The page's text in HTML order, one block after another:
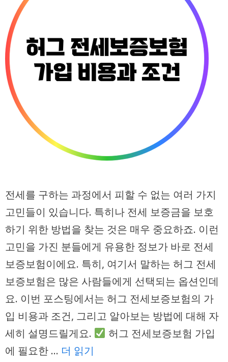
전세를 구하는 과정에서 피할 수 없는 여러 가지
고민들이 있습니다. 특히나 전세 보증금을 보호
하기 위한 방법을 찾는 것은 매우 중요하죠. 이런
고민을 가진 분들에게 유용한 정보가 바로 전세
보증보험이에요. 특히, 여기서 말하는 허그 전세
보증보험은 많은 사람들에게 선택되는 옵션인데
요. 이번 포스팅에서는 허그 전세보증보험의 가
입 비용과 조건, 그리고 알아보는 방법에 대해 자
세히 설명드릴게요.
허그 전세보증보험 가입
에 필요한 … 더 읽기